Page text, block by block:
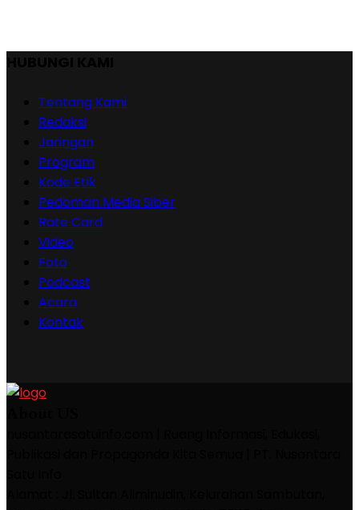
Tentang Kami
Redaksi
Jaringan
Program
Kode Etik
Pedoman Media Siber
Rate Card
Video
Foto
Podcast
Acara
Kontak